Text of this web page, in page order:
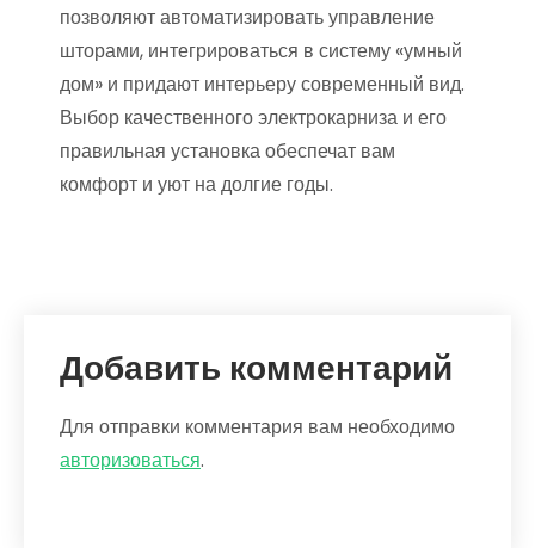
позволяют автоматизировать управление
шторами, интегрироваться в систему «умный
дом» и придают интерьеру современный вид.
Выбор качественного электрокарниза и его
правильная установка обеспечат вам
комфорт и уют на долгие годы.
Добавить комментарий
Для отправки комментария вам необходимо
авторизоваться.